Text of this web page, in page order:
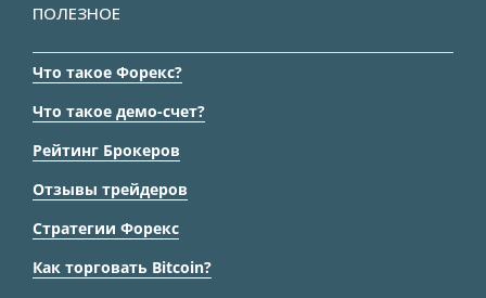
ПОЛЕЗНОЕ
Что такое Форекс?
Что такое демо-счет?
Рейтинг Брокеров
Отзывы трейдеров
Стратегии Форекс
Как торговать Bitcoin?